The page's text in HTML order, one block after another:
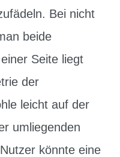
Bei nicht
beide
Seite liegt
der
leicht auf der
umliegenden
könnte eine